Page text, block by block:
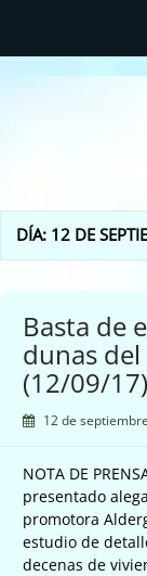
DÍA: 12 DE
Basta de
dunas
(12/09/17)
12 de
NOTA DE
presentado
promotora
estudio de
decenas de